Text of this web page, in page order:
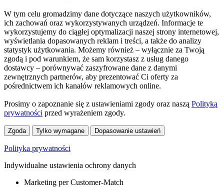
W tym celu gromadzimy dane dotyczące naszych użytkowników,
ich zachowań oraz wykorzystywanych urządzeń. Informacje te
wykorzystujemy do ciągłej optymalizacji naszej strony internetowej,
wyświetlania dopasowanych reklam i treści, a także do analizy
statystyk użytkowania. Możemy również – wyłącznie za Twoją
zgodą i pod warunkiem, że sam korzystasz z usług danego
dostawcy – porównywać zaszyfrowane dane z danymi
zewnętrznych partnerów, aby prezentować Ci oferty za
pośrednictwem ich kanałów reklamowych online.
Prosimy o zapoznanie się z ustawieniami zgody oraz naszą Polityką
prywatności przed wyrażeniem zgody.
Zgoda Tylko wymagane Dopasowanie ustawień
Polityka prywatności
Indywidualne ustawienia ochrony danych
Marketing per Customer-Match